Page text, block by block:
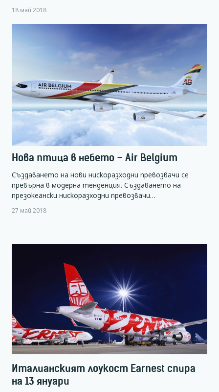
18 май 2018
Нова птица в небето – Air Belgium
Създаването на нови нискоразходни превозвачи се
превърна в модерна тенденция. Създаването на
презокеански нискоразходни превозвачи…
27 май 2018
Италианският лоукост Earnest спира
на 13 януари